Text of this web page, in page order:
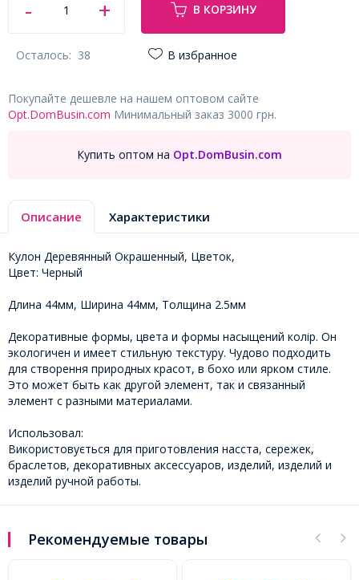
В КОРЗИНУ
Осталось: 38 В избранное
Покупайте дешевле на нашем оптовом сайте
Opt.DomBusin.com Минимальный заказ 3000 грн.
Купить оптом на Opt.DomBusin.com
Описание Характеристики
Кулон Деревянный Окрашенный, Цветок,
Цвет: Черный
Длина 44мм, Ширина 44мм, Толщина 2.5мм
Декоративные формы, цвета и формы насыщений колір. Он
экологичен и имеет стильную текстуру. Чудово подходить
для створення природных красот, в бохо или ярком стиле.
Это может быть как другой элемент, так и связанный
элемент с разными материалами.
Использовал:
Використовується для приготовления насста, сережек,
браслетов, декоративных аксессуаров, изделий, изделий и
изделий ручной работы.
Рекомендуемые товары